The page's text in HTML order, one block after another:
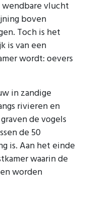
vlucht
boven
Toch is het
is van een
wordt: oevers
in zandige
rivieren en
de vogels
de 50
is. Aan het einde
waarin de
worden